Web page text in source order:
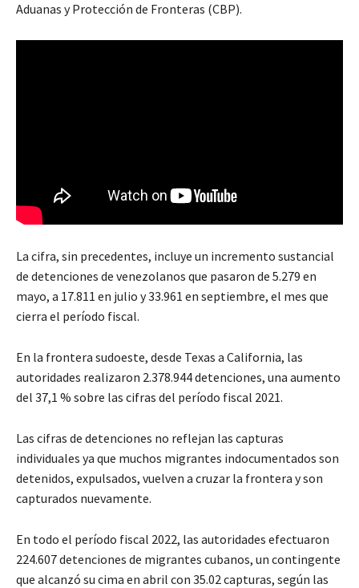
Aduanas y Protección de Fronteras (CBP).
La cifra, sin precedentes, incluye un incremento sustancial
de detenciones de venezolanos que pasaron de 5.279 en
mayo, a 17.811 en julio y 33.961 en septiembre, el mes que
cierra el período fiscal.
En la frontera sudoeste, desde Texas a California, las
autoridades realizaron 2.378.944 detenciones, una aumento
del 37,1 % sobre las cifras del período fiscal 2021.
Las cifras de detenciones no reflejan las capturas
individuales ya que muchos migrantes indocumentados son
detenidos, expulsados, vuelven a cruzar la frontera y son
capturados nuevamente.
En todo el período fiscal 2022, las autoridades efectuaron
224.607 detenciones de migrantes cubanos, un contingente
que alcanzó su cima en abril con 35.02 capturas, según las